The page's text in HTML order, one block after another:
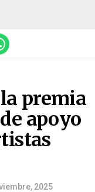
premia
apoyo
2025